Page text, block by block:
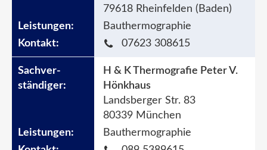
79618 Rheinfelden (Baden)
Bauthermographie
07623 308615
H & K Thermografie Peter V.
Hönkhaus
Landsberger Str. 83
80339 München
Bauthermographie